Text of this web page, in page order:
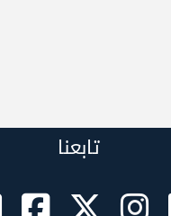
تابعنا